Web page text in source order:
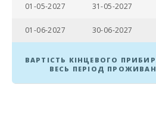
(км):
01-05-2027 31-05-2027
01-06-2027 30-06-2027
ВАРТІСТЬ КІНЦЕВОГО
ВЕСЬ ПЕРІОД